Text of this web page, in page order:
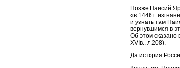
Позже Паисий
«в 1446 г.
и узнать там
вернувшимся в
Об этом сказано
XVIв., л.208).
Да история